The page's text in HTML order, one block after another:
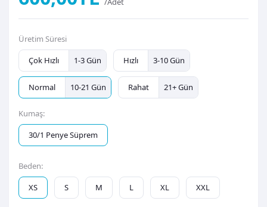
Üretim Süresi
Çok Hızlı
1-3 Gün Hızlı 3-10 Gün
Normal 10-21 Gün Rahat 21+ Gün
Kumaş:
30/1 Penye Süprem
Beden:
XS
S M L XL XXL